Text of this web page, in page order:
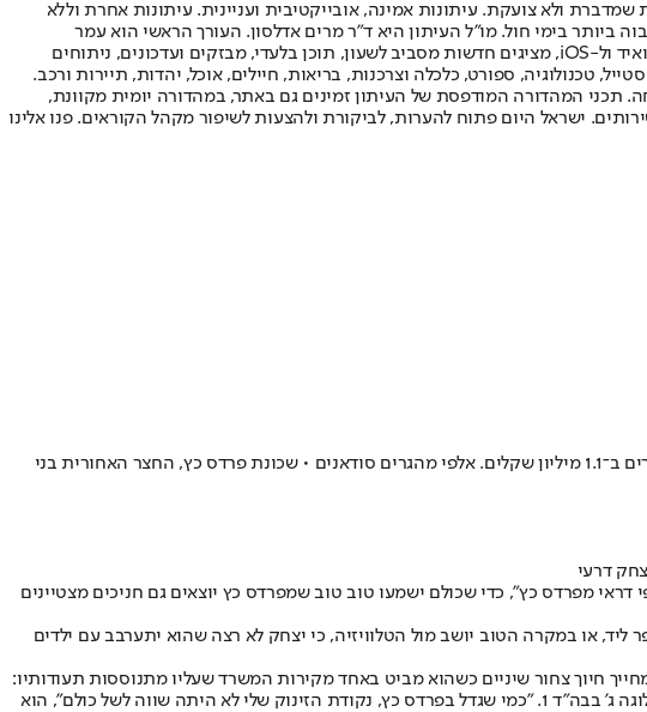
ולא צועקת. עיתונות אמינה, אובייקטיבית ועניינית. עיתונות אחרת וללא
הישראלי בעל שיעור החשיפה הגבוה ביותר בימי חול. מו"ל העיתון היא ד"ר מרים אדלסון. העורך הראשי הוא עמר
לחמנוביץ, והעורך המייסד הוא עמוס רגב. אתרי האינטרנט של "ישראל היום" בעברית ובאנגלית, כמו כן היישומונים (אפליקציות) לאנדרואיד ול-iOS, מציגים חדשות מסביב לשעון, תוכן בלעדי, מבזקים ועדכונים, ניתוחים
טכנולוגיה, ספורט, כלכלה וצרכנות, בריאות, חיילים, אוכל, יהדות, תיירות ורכב.
תכני המהדורה המודפסת של העיתון זמינים גם באתר, במהדורה יומית מקוונת,
ישראל היום פתוח להערות, לביקורת ולהצעות לשיפור מקהל הקוראים. פנו אלינו
27 אלף תושבים. 50 אחוז חרדים. שיעורי עוני גבוהים. תיכון חילוני אחד. בנייה לא חוקית. עבר של משפחות פשע. דירות שניים וחצי חדרים ב־1.1 מיליון שקלים. אלפי מהגרים סודאנים • שכונת פרדס כץ, החצר האחורית בני
דרעי
אלא "אפי דראי מפרדס כץ", כדי שכולם ישמעו טוב טוב שמפרדס כץ יוצאים גם חניכים מצטיינים
או במקרה הטוב יושב מול הטלוויזיה, כי יצחק לא רצה שהוא יתערבב עם ילדים
ומחייך חיוך צחור שיניים כשהוא מביט באחד מקירות המשרד שעליו מתנוססות תעודותיו:
סיום לימודי המשפטים, אישור הסמכה מלשכת עורכי הדין, אישור לשמש סנגור בבתי דין צבאיים, וגם תעודת החניך המצטיין ההיא מפלוגה ג' בבה"ד 1. "כמי שגדל בפרדס כץ, נקודת הזינוק שלי לא היתה שווה לשל כולם", הוא